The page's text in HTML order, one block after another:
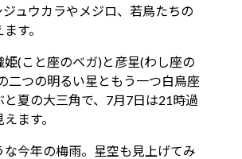
ジュウカラやメジロ、若鳥たちの
す。
姫(こと座のベガ)と彦星(わし座の
二つの明るい星ともう一つ白鳥座
と夏の大三角で、7月7日は21時過
ます。
な今年の梅雨。星空も見上げてみ